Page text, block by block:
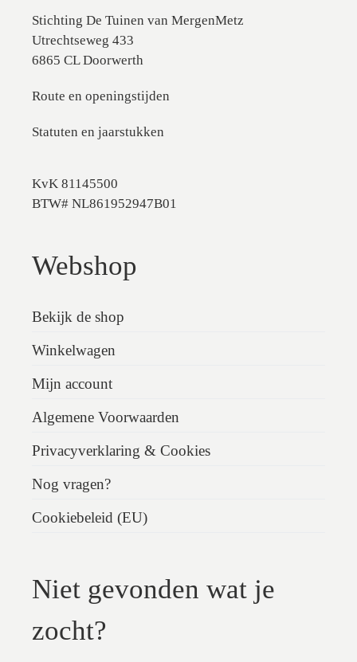
Stichting De Tuinen van MergenMetz
Utrechtseweg 433
6865 CL Doorwerth
Route en openingstijden
Statuten en jaarstukken
KvK 81145500
BTW# NL861952947B01
Webshop
Bekijk de shop
Winkelwagen
Mijn account
Algemene Voorwaarden
Privacyverklaring & Cookies
Nog vragen?
Cookiebeleid (EU)
Niet gevonden wat je
zocht?